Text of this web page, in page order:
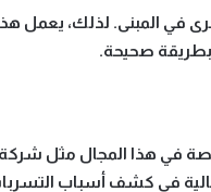
في المبنى. لذلك، يعمل
صحيحة.
في هذا المجال مثل
في كشف أسباب التسربات